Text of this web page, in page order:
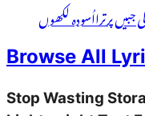
پرترااُسودہ لکھوں
Browse All
Stop Wasting